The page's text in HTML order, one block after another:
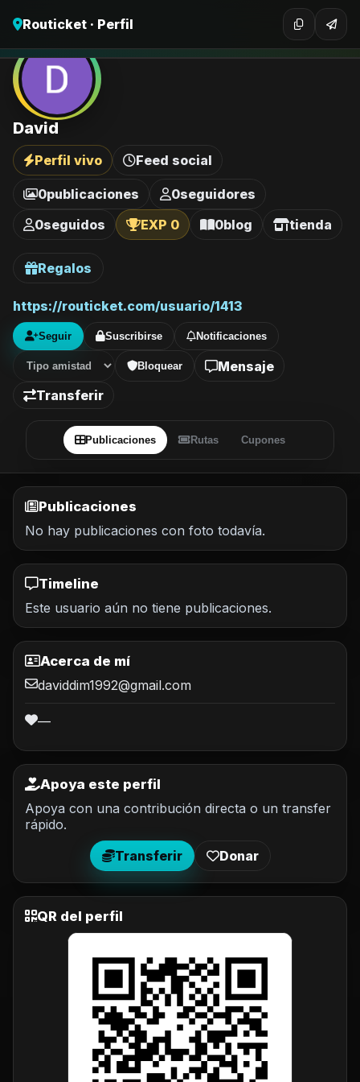
Routicket · Perfil
David
Perfil vivo Feed social
0publicaciones 0seguidores
0seguidos EXP 0 0blog tienda
Regalos
https://routicket.com/usuario/1413
Seguir Suscribirse Notificaciones
Bloquear
Mensaje
Transferir
Publicaciones Rutas Cupones
Publicaciones
No hay publicaciones con foto todavía.
Timeline
Este usuario aún no tiene publicaciones.
Acerca de mí
daviddim1992@gmail.com
—
Apoya este perfil
Apoya con una contribución directa o un transfer
rápido.
Transferir
Donar
QR del perfil